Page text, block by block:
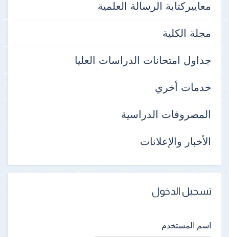
معاييركتابة الرسالة العلمية
مجلة الكلية
جداول امتحانات الدراسات العليا
خدمات أخري
المصروفات الدراسية
الأخبار والإعلانات
تسجيل الدخول
اسم المستخدم